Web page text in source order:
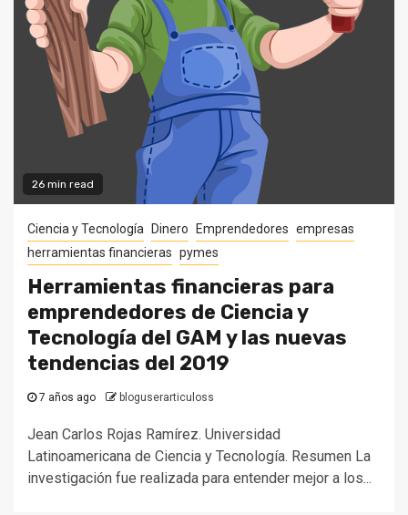
26 min read
Ciencia y Tecnología Dinero Emprendedores empresas
herramientas financieras pymes
Herramientas financieras para
emprendedores de Ciencia y
Tecnología del GAM y las nuevas
tendencias del 2019
7 años ago bloguserarticuloss
Jean Carlos Rojas Ramírez. Universidad
Latinoamericana de Ciencia y Tecnología. Resumen La
investigación fue realizada para entender mejor a los...